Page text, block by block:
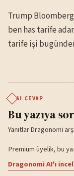
Trump
ben has tarife
tarife işi
AI CEVAP
Bu yazıya
Yanıtlar Dragonomi
Premium üyelik, bu
Dragonomi AI'ı